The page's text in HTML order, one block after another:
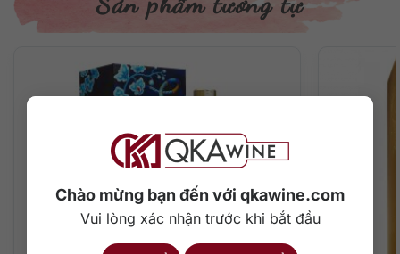
Chào mừng bạn đến với qkawine.com
Vui lòng xác nhận trước khi bắt đầu
Màu sắc: Màu vàng hổ phách
Cách thưởng thức: Uống nguyên chất, thêm đá viên, pha
chế cocktail
Mô tả hương vị rượu & thưởng thức
Hương vị của rượu Johnnie Walker Green Label êm ả như
một bản nhạc đồng quê cổ điển của nước Anh với mùi táo
lên men tươi tắn trên cánh đồng xanh bát ngát, một làn khói
than bùn khô chảy qua mọi giác quan hòa cùng hương vị
mạch nha ngọt ngào khó cưỡng.